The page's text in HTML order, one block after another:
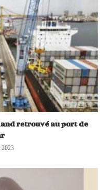
retrouvé au port de
2023